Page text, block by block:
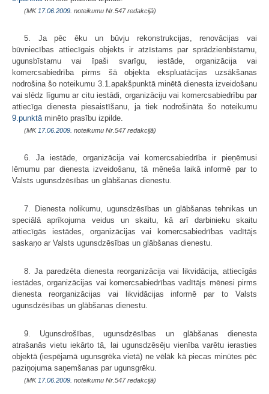
(MK 17.06.2009. noteikumu Nr.547 redakcijā)
5. Ja pēc ēku un būvju rekonstrukcijas, renovācijas vai
būvniecības attiecīgais objekts ir atzīstams par sprādzienbīstamu,
ugunsbīstamu vai īpaši svarīgu, iestāde, organizācija vai
komercsabiedrība pirms šā objekta eksplua­tācijas uzsākšanas
nodrošina šo noteikumu 3.1.apakšpunktā minētā dienesta izveidošanu
vai slēdz līgumu ar citu iestādi, organizāciju vai komercsabiedrību par
attiecīga dienesta piesaistīšanu, ja tiek nodrošināta šo noteikumu
9.punktā minēto prasību izpilde.
(MK 17.06.2009. noteikumu Nr.547 redakcijā)
6. Ja iestāde, organizācija vai komercsabiedrība ir pieņēmusi
lēmumu par dienesta izveidošanu, tā mēneša laikā informē par to
Valsts ugunsdzēsības un glābšanas dienestu.
7. Dienesta nolikumu, ugunsdzēsības un glābšanas tehnikas un
speciālā aprīkojuma veidus un skaitu, kā arī darbinieku skaitu
attiecīgās iestādes, organizācijas vai komercsabiedrības vadītājs
saskaņo ar Valsts ugunsdzēsības un glābšanas dienestu.
8. Ja paredzēta dienesta reorganizācija vai likvidācija, attiecīgās
iestādes, organizācijas vai komercsabiedrības vadītājs mēnesi pirms
dienesta reorganizācijas vai likvidācijas informē par to Valsts
ugunsdzēsības un glābšanas dienestu.
9. Ugunsdrošības, ugunsdzēsības un glābšanas dienesta
atrašanās vietu iekārto tā, lai ugunsdzēsēju vienība varētu ierasties
objektā (iespējamā ugunsgrēka vietā) ne vēlāk kā piecas minūtes pēc
paziņojuma saņemšanas par ugunsgrēku.
(MK 17.06.2009. noteikumu Nr.547 redakcijā)